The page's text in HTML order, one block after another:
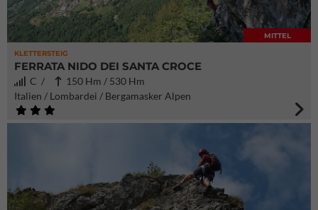
KLETTERSTEIG
MITTEL
FERRATA NIDO DEI SANTA CROCE
C /
150 Hm / 530 Hm
Italien / Lombardei / Bergamasker Alpen